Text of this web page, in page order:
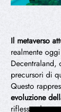
Il metaverso
realmente
Decentraland,
precursori di
Questo
evoluzione
riflesso che